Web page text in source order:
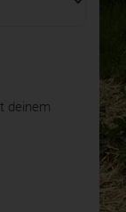
deinem